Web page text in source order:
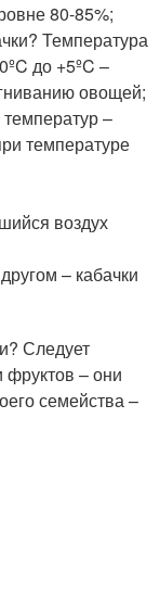
80-85%;
Температура
до +5ºC –
овощей;
–
температуре
воздух
– кабачки
Следует
фруктов – они
семейства –